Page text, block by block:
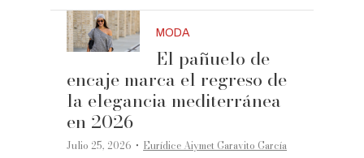
MODA
El pañuelo de
encaje marca el regreso de
la elegancia mediterránea
en 2026
Julio 25, 2026 ·Eurídice Aiymet Garavito García